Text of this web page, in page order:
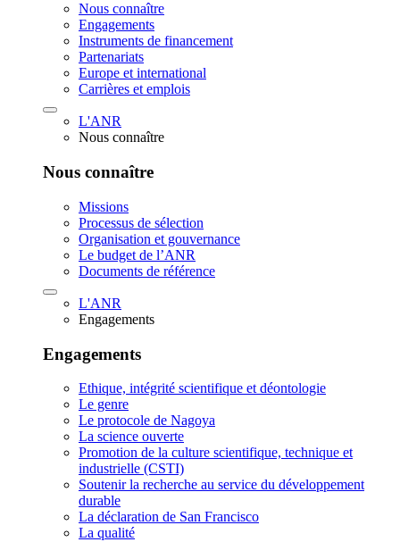
Nous connaître
Engagements
Instruments de financement
Partenariats
Europe et international
Carrières et emplois
L'ANR
Nous connaître
Nous connaître
Missions
Processus de sélection
Organisation et gouvernance
Le budget de l’ANR
Documents de référence
L'ANR
Engagements
Engagements
Ethique, intégrité scientifique et déontologie
Le genre
Le protocole de Nagoya
La science ouverte
Promotion de la culture scientifique, technique et
industrielle (CSTI)
Soutenir la recherche au service du développement
durable
La déclaration de San Francisco
La qualité